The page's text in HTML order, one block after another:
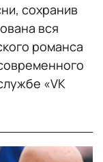
сохранив
вся
романса
«VK